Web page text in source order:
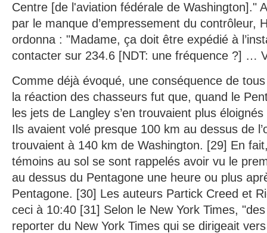
Centre [de l'aviation fédérale de Washington]."
par le manque d’empressement du contrôleur,
ordonna : "Madame, ça doit être expédié à
contacter sur 234.6 [NDT: une fréquence ?] …
Comme déjà évoqué, une conséquence de
la réaction des chasseurs fut que, quand le
les jets de Langley s’en trouvaient plus
Ils avaient volé presque 100 km au dessus de
trouvaient à 140 km de Washington. [29] En
témoins au sol se sont rappelés avoir vu le
au dessus du Pentagone une heure ou plus
Pentagone. [30] Les auteurs Partick Creed et
ceci à 10:40 [31] Selon le New York Times,
reporter du New York Times qui se dirigeait